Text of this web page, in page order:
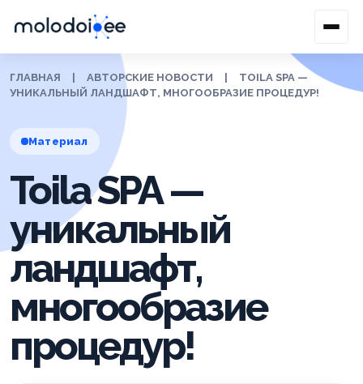
ГЛАВНАЯ АВТОРСКИЕ НОВОСТИ
TOILA SPA —
УНИКАЛЬНЫЙ ЛАНДШАФТ, МНОГООБРАЗИЕ ПРОЦЕДУР!
Материал
Toila SPA —
уникальный
ландшафт,
многообразие
процедур!